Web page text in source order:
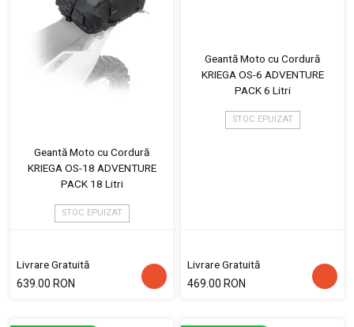
Geantă Moto cu Cordură
KRIEGA OS-18 ADVENTURE
PACK 18 Litri
STOC EPUIZAT
Livrare Gratuită
639.00 RON
Geantă Moto cu Cordură
KRIEGA OS-6 ADVENTURE
PACK 6 Litri
STOC EPUIZAT
Livrare Gratuită
469.00 RON